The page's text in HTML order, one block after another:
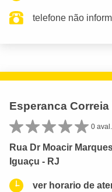
telefone não
Esperanca
0 aval.
Rua Dr Moacir
Iguaçu - RJ
ver horario de